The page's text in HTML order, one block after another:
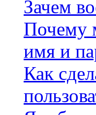
Зачем
Почему
имя и
Как